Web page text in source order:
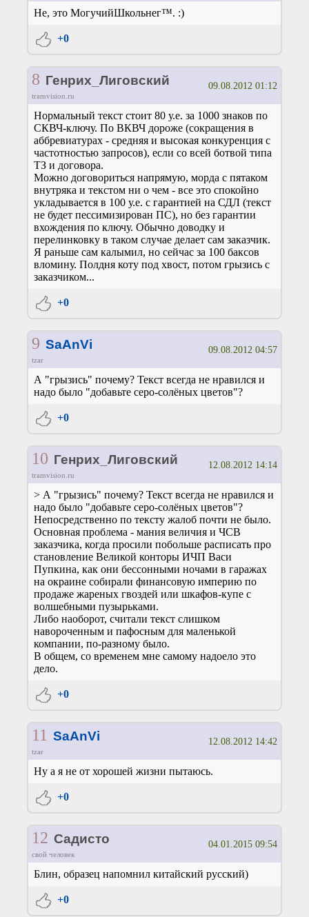
Не, это МогучийШкольнег™. :)
+0
8 Генрих_Лиговский
tramvision.ru
09.08.2012 01:12
Нормальный текст стоит 80 у.е. за 1000 знаков по
СКВЧ-ключу. По ВКВЧ дороже (сокращения в
аббревиатурах - средняя и высокая конкуренция с
частотностью запросов), если со всей ботвой типа
ТЗ и договора.
Можно договориться напрямую, морда с пятаком
внутряка и текстом ни о чем - все это спокойно
укладывается в 100 у.е. с гарантией на СДЛ (текст
не будет пессимизирован ПС), но без гарантии
вхождения по ключу. Обычно доводку и
перелинковку в таком случае делает сам заказчик.
Я раньше сам калымил, но сейчас за 100 баксов
вломину. Полдня коту под хвост, потом грызись с
заказчиком...
+0
9 SaAnVi
tzar
09.08.2012 04:57
А "грызись" почему? Текст всегда не нравился и
надо было "добавьте серо-солёных цветов"?
+0
10 Генрих_Лиговский
tramvision.ru
12.08.2012 14:14
> А "грызись" почему? Текст всегда не нравился и
надо было "добавьте серо-солёных цветов"?
Непосредственно по тексту жалоб почти не было.
Основная проблема - мания величия и ЧСВ
заказчика, когда просили побольше расписать про
становление Великой конторы ИЧП Васи
Пупкина, как они бессонными ночами в гаражах
на окраине собирали финансовую империю по
продаже жареных гвоздей или шкафов-купе с
волшебными пузырьками.
Либо наоборот, считали текст слишком
навороченным и пафосным для маленькой
компании, по-разному было.
В общем, со временем мне самому надоело это
дело.
+0
11 SaAnVi
tzar
12.08.2012 14:42
Ну а я не от хорошей жизни пытаюсь.
+0
12 Садисто
свой человек
04.01.2015 09:54
Блин, образец напомнил китайский русский)
+0